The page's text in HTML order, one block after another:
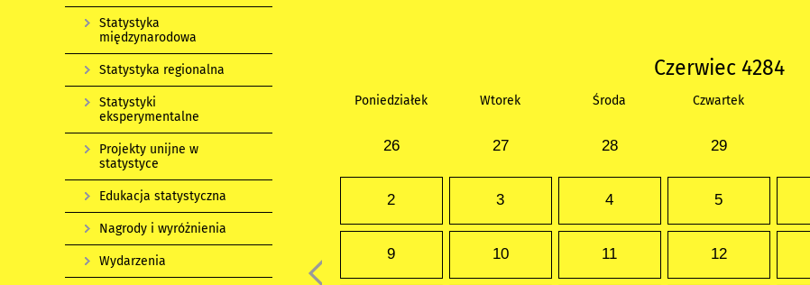
Czerwiec 4284
Poniedziałek Wtorek Środa Czwartek
26 27 28 29
2 3 4 5
9 10 11 12
Statystyka
międzynarodowa
Statystyka regionalna
Statystyki
eksperymentalne
Projekty unijne w
statystyce
Edukacja statystyczna
Nagrody i wyróżnienia
Wydarzenia